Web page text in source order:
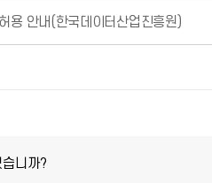
용 안내(한국데이터산업진흥원)
니까?